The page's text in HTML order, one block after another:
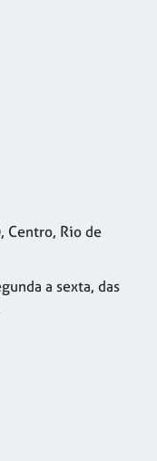
Centro, Rio de
a sexta, das